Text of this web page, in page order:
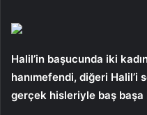
Halil’in başucunda iki
hanımefendi, diğeri Halil’i
gerçek hisleriyle baş başa